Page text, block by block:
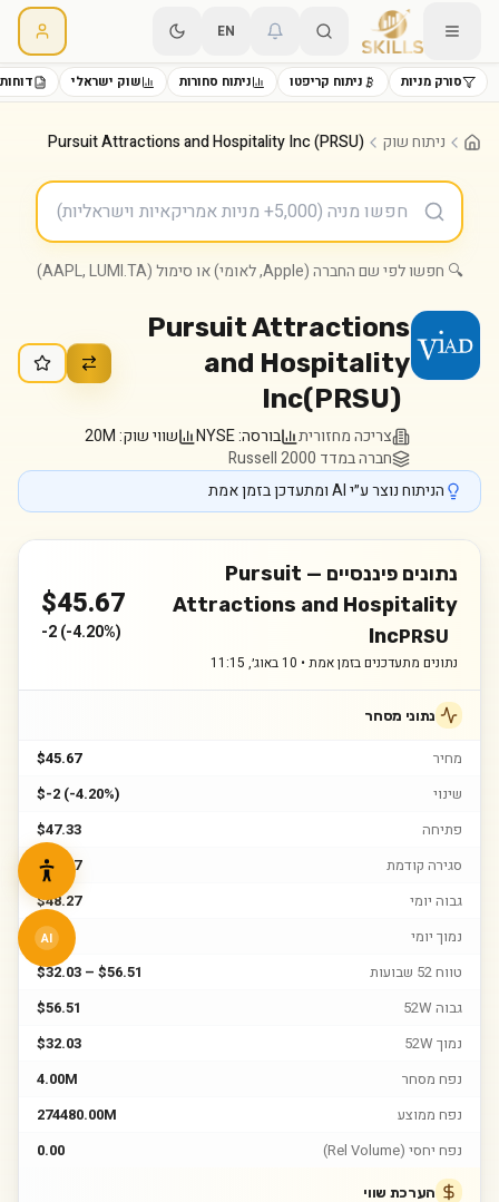
EN
סורק מניות ניתוח קריפטו ניתוח סחורות שוק ישראלי
ניתוח שוק Pursuit Attractions and Hospitality Inc (PRSU)
🔍 חפשו לפי שם החברה (Apple, לאומי) או סימול (AAPL, LUMI.TA)
Pursuit Attractions
and Hospitality
Inc(PRSU)
צריכה מחזורית בורסה:NYSE שווי שוק:20M
חברה במדד Russell 2000
הניתוח נוצר ע״י AI ומתעדכן בזמן אמת
נתונים פיננסיים — Pursuit
Attractions and Hospitality
IncPRSU
נתונים מתעדכנים בזמן אמת • 10 באוג׳, 11:15
$45.67
-2(-4.20%)
נתוני מסחר
מחיר
$45.67
שינוי
$-2 (-4.20%)
פתיחה
$47.33
סגירה קודמת
$47.67
גבוה יומי
$48.27
נמוך יומי
$45.4
טווח 52 שבועות
$32.03 – $56.51
גבוה 52W
$56.51
נמוך 52W
$32.03
נפח מסחר
4.00M
נפח ממוצע
274480.00M
נפח יחסי (Rel Volume)
0.00
הערכת שווי
AI